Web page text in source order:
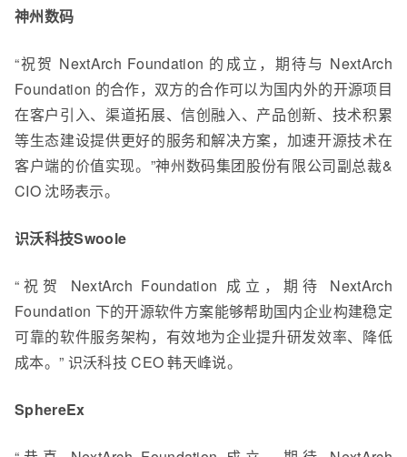
神州数码
“祝贺 NextArch Foundation 的成立，期待与 NextArch
Foundation 的合作，双方的合作可以为国内外的开源项目
在客户引入、渠道拓展、信创融入、产品创新、技术积累
等生态建设提供更好的服务和解决方案，加速开源技术在
客户端的价值实现。”神州数码集团股份有限公司副总裁&
CIO 沈旸表示。
识沃科技Swoole
“祝贺 NextArch Foundation 成立，期待 NextArch
Foundation 下的开源软件方案能够帮助国内企业构建稳定
可靠的软件服务架构，有效地为企业提升研发效率、降低
成本。” 识沃科技 CEO 韩天峰说。
SphereEx